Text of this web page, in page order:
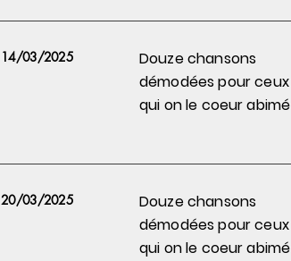
14/03/2025
Douze chansons
démodées pourceux
qui on le coeur abimé
20/03/2025
Douze chansons
démodées pourceux
qui on le coeur abimé